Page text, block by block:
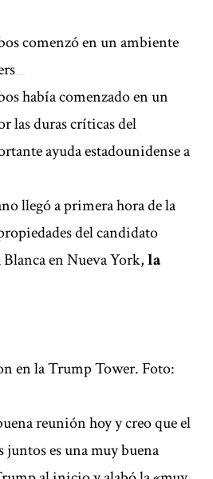
comenzó en un ambiente
había comenzado en un
las duras críticas del
ayuda estadounidense a
llegó a primera hora de la
del candidato
en Nueva York,la
en la Trump Tower. Foto:
reunión hoy y creo que el
juntos es una muy buena